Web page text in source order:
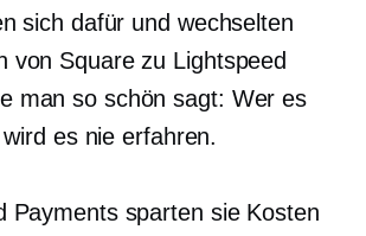
sich dafür und wechselten
von Square zu Lightspeed
man so schön sagt: Wer es
es nie erfahren.
Payments sparten sie Kosten